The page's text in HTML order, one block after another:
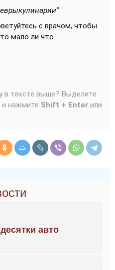
с врачом, чтобы
мало ли что...
в тексте выше? Выделите
и нажмите Shift + Enter или
авто